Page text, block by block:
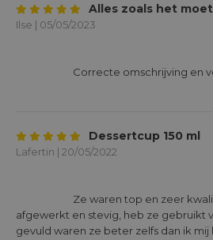
Alles zoals het moet
Ilse | 05/05/2023
Dessertcup 150 ml
Lafertin | 20/05/2022
afgewerkt en stevig, heb ze gebruikt
gevuld waren ze beter zelfs dan ik mij